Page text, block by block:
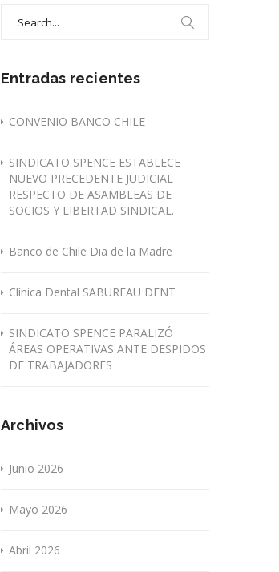
Entradas recientes
CONVENIO BANCO CHILE
SINDICATO SPENCE ESTABLECE
NUEVO PRECEDENTE JUDICIAL
RESPECTO DE ASAMBLEAS DE
SOCIOS Y LIBERTAD SINDICAL.
Banco de Chile Dia de la Madre
Clínica Dental SABUREAU DENT
SINDICATO SPENCE PARALIZÓ
ÁREAS OPERATIVAS ANTE DESPIDOS
DE TRABAJADORES
Archivos
Junio 2026
Mayo 2026
Abril 2026